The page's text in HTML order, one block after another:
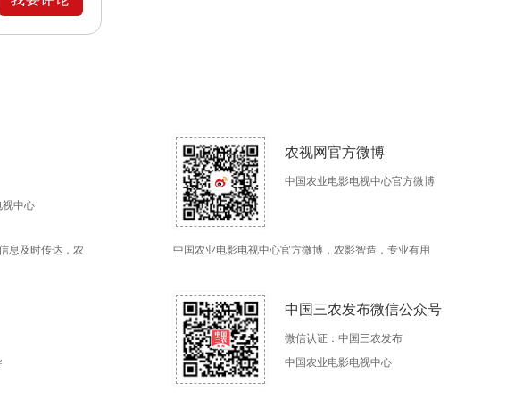
视中心
息及时传达，农
农视网官方微博
中国农业电影电视中心官方微博
中国农业电影电视中心官方微博，农影智造，专业有用
中国三农发布微信公众号
微信认证：中国三农发布
中国农业电影电视中心